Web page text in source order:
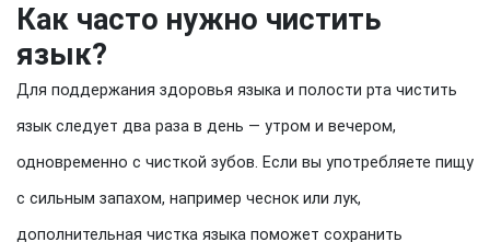
Как часто нужно чистить
язык?
Для поддержания здоровья языка и полости рта чистить
язык следует два раза в день — утром и вечером,
одновременно с чисткой зубов. Если вы употребляете пищу
с сильным запахом, например чеснок или лук,
дополнительная чистка языка поможет сохранить